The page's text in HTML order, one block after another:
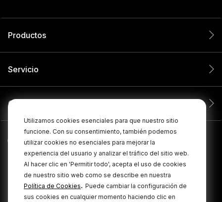
Utilizamos cookies esenciales para que nuestro sitio
funcione. Con su consentimiento, también podemos
utilizar cookies no esenciales para mejorar la
experiencia del usuario y analizar el tráfico del sitio web.
Al hacer clic en 'Permitir todo', acepta el uso de cookies
de nuestro sitio web como se describe en nuestra
Política de Cookies. Puede cambiar la configuración de
sus cookies en cualquier momento haciendo clic en
Productos
Servicio
Compañía